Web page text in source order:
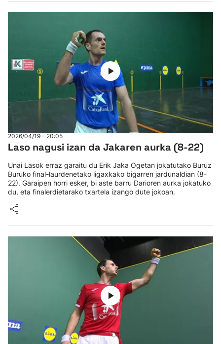
2026/04/19 - 20:05
Laso nagusi izan da Jakaren aurka (8-22)
Unai Lasok erraz garaitu du Erik Jaka Ogetan jokatutako Buruz
Buruko final-laurdenetako ligaxkako bigarren jardunaldian (8-
22). Garaipen horri esker, bi aste barru Darioren aurka jokatuko
du, eta finalerdietarako txartela izango dute jokoan.